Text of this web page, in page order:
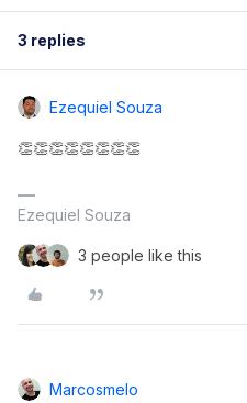
3 replies
Ezequiel Souza
👏👏👏👏👏👏👏👏
Ezequiel Souza
3 people like this
Marcosmelo